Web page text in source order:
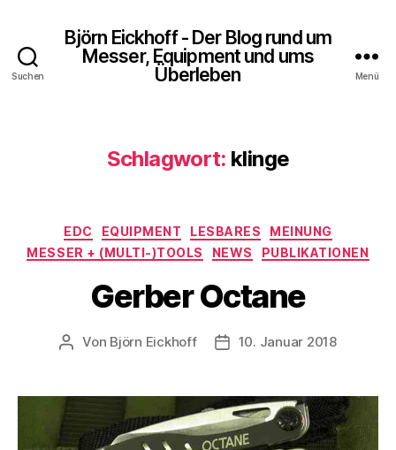
Suchen
Björn Eickhoff - Der Blog rund um
Messer, Equipment und ums
Überleben
Menü
Schlagwort: klinge
Kategorien
EDC EQUIPMENT LESBARES
MEINUNG
MESSER + (MULTI-)TOOLS
NEWS PUBLIKATIONEN
Gerber Octane
Beitragsautor
Von Björn Eickhoff Veröffentlichungsdatum
10. Januar 2018